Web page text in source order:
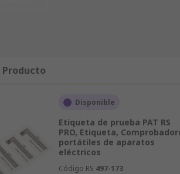
en grandes cantidades en
Portátiles, le resultará fácil
de unos 100.000 más.
paso. Aparte de Accesorios para
e Higiene. La amplia gama de
para una entrega rápida y
gratuito.
Producto
Disponible
Etiqueta de prueba PAT RS
PRO, Etiqueta,
portátiles de aparatos
eléctricos
Código RS 497-173